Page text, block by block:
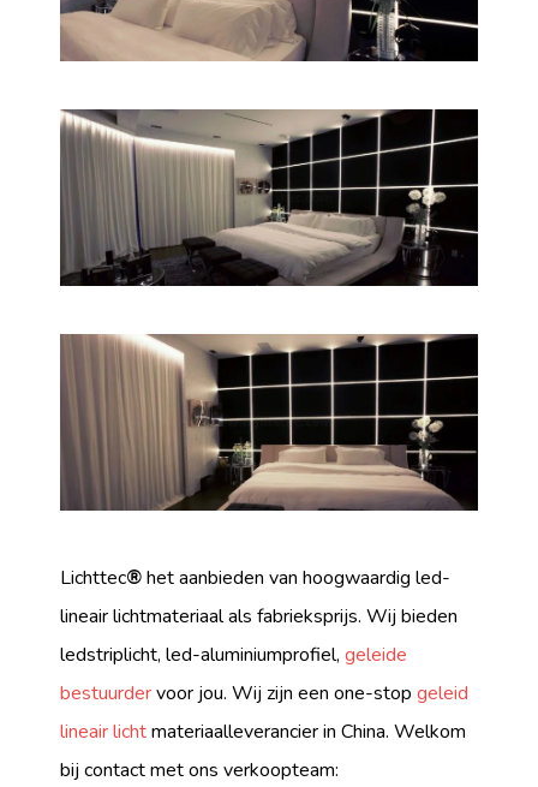
Lichttec®het aanbieden van hoogwaardig led-
lineair lichtmateriaal als fabrieksprijs. Wij bieden
ledstriplicht, led-aluminiumprofiel, geleide
bestuurdervoor jou. Wij zijn een one-stop geleid
lineair lichtmateriaalleverancier in China. Welkom
bij contact met ons verkoopteam: